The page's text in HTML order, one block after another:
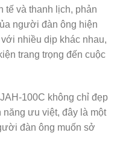
tế và thanh lịch, phản
người đàn ông hiện
nhiều dịp khác nhau,
trang trọng đến cuộc
100C không chỉ đẹp
ưu việt, đây là một
đàn ông muốn sở